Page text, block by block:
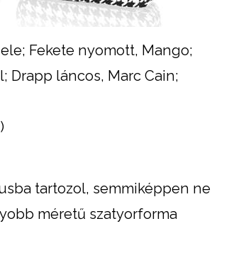
Fekete nyomott, Mango;
Drapp láncos, Marc Cain;
tartozol, semmiképpen ne
méretű szatyorforma